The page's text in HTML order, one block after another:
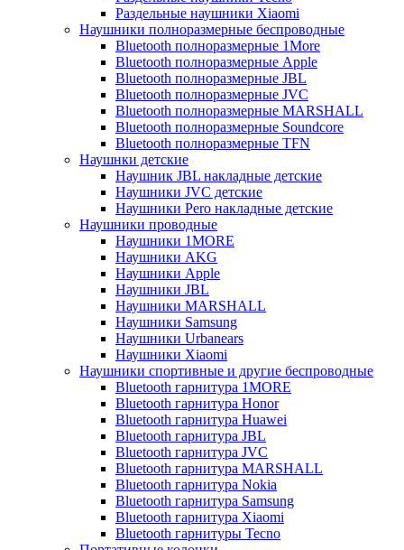
Раздельные наушники Xiaomi
Наушники полноразмерные беспроводные
Bluetooth полноразмерные 1More
Bluetooth полноразмерные Apple
Bluetooth полноразмерные JBL
Bluetooth полноразмерные JVC
Bluetooth полноразмерные MARSHALL
Bluetooth полноразмерные Soundcore
Bluetooth полноразмерные TFN
Наушнки детские
Наушник JBL накладные детские
Наушники JVC детские
Наушники Pero накладные детские
Наушники проводные
Наушники 1MORE
Наушники AKG
Наушники Apple
Наушники JBL
Наушники MARSHALL
Наушники Samsung
Наушники Urbanears
Наушники Xiaomi
Наушники спортивные и другие беспроводные
Bluetooth гарнитура 1MORE
Bluetooth гарнитура Honor
Bluetooth гарнитура Huawei
Bluetooth гарнитура JBL
Bluetooth гарнитура JVC
Bluetooth гарнитура MARSHALL
Bluetooth гарнитура Nokia
Bluetooth гарнитура Samsung
Bluetooth гарнитура Xiaomi
Bluetooth гарнитуры Tecno